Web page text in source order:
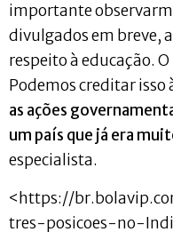
importante
divulgados em breve,
respeito à educação.
Podemos creditar
as ações
um país que já era
especialista.
<https://
tres-posicoes-no-